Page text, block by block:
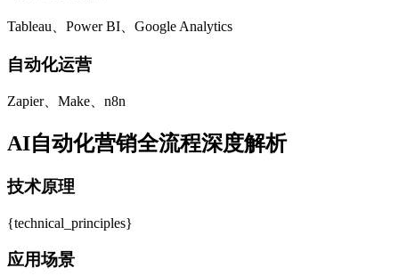
Tableau、Power BI、Google Analytics
自动化运营
Zapier、Make、n8n
AI自动化营销全流程深度解析
技术原理
{technical_principles}
应用场景